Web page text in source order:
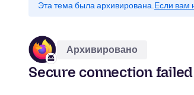
Эта тема была архивирована.Если вам
Архивировано
Secure connection failed